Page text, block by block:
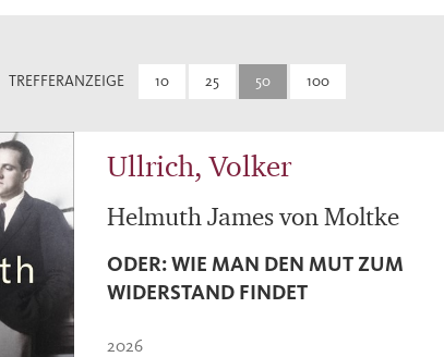
TREFFERANZEIGE 10 25 50 100
Ullrich, Volker
Helmuth James von Moltke
ODER: WIE MAN DEN MUT ZUM
WIDERSTAND FINDET
2026